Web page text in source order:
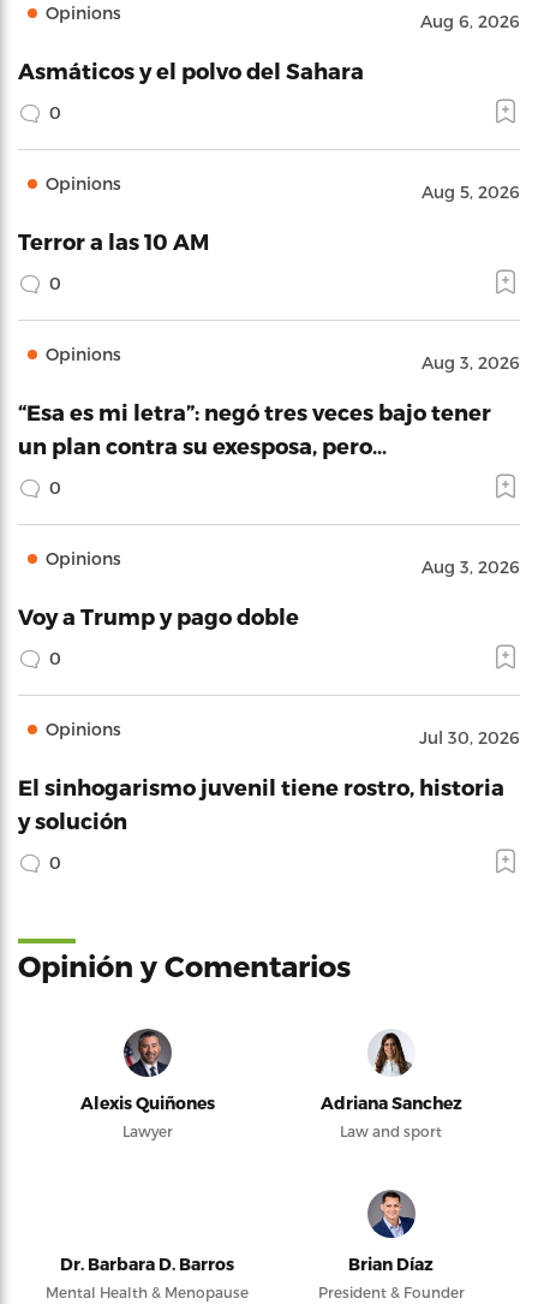
Opinions Aug 6, 2026
Asmáticos y el polvo del Sahara
0
Opinions Aug 5, 2026
Terror a las 10 AM
0
Opinions Aug 3, 2026
“Esa es mi letra”: negó tres veces bajo tener
un plan contra su exesposa, pero…
0
Opinions Aug 3, 2026
Voy a Trump y pago doble
0
Opinions Jul 30, 2026
El sinhogarismo juvenil tiene rostro, historia
y solución
0
Opinión y Comentarios
Alexis Quiñones
Lawyer
Adriana Sanchez
Law and sport
Dr. Barbara D. Barros
Mental Health & Menopause
Brian Díaz
President & Founder